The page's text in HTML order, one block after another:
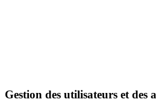
Gestion des utilisateurs et des